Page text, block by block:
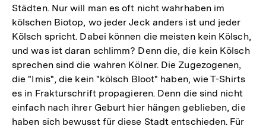
Städten. Nur will man es oft nicht wahrhaben im
kölschen Biotop, wo jeder Jeck anders ist und jeder
Kölsch spricht. Dabei können die meisten kein Kölsch,
und was ist daran schlimm? Denn die, die kein Kölsch
sprechen sind die wahren Kölner. Die Zugezogenen,
die "Imis", die kein "kölsch Bloot" haben, wie T-Shirts
es in Frakturschrift propagieren. Denn die sind nicht
einfach nach ihrer Geburt hier hängen geblieben, die
haben sich bewusst für diese Stadt entschieden. Für